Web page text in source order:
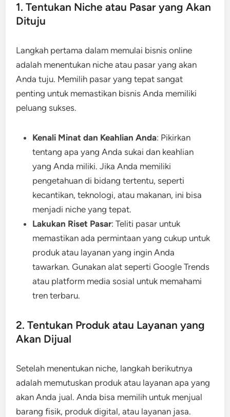
1. Tentukan Niche atau Pasar yang Akan
Dituju
Langkah pertama dalam memulai bisnis online
adalah menentukan niche atau pasar yang akan
Anda tuju. Memilih pasar yang tepat sangat
penting untuk memastikan bisnis Anda memiliki
peluang sukses.
Kenali Minat dan Keahlian Anda: Pikirkan
tentang apa yang Anda sukai dan keahlian
yang Anda miliki. Jika Anda memiliki
pengetahuan di bidang tertentu, seperti
kecantikan, teknologi, atau makanan, ini bisa
menjadi niche yang tepat.
Lakukan Riset Pasar: Teliti pasar untuk
memastikan ada permintaan yang cukup untuk
produk atau layanan yang ingin Anda
tawarkan. Gunakan alat seperti Google Trends
atau platform media sosial untuk memahami
tren terbaru.
2. Tentukan Produk atau Layanan yang
Akan Dijual
Setelah menentukan niche, langkah berikutnya
adalah memutuskan produk atau layanan apa yang
akan Anda jual. Anda bisa memilih untuk menjual
barang fisik, produk digital, atau layanan jasa.